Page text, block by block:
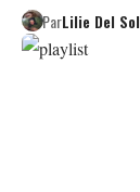
ParLilie Del Sol